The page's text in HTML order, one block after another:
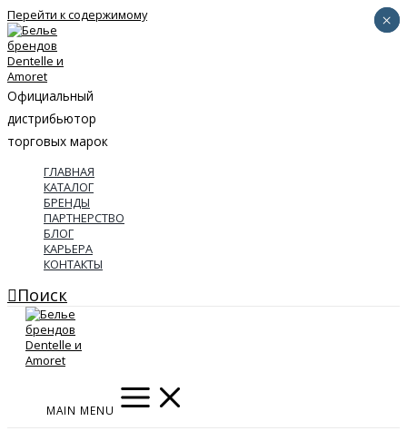
Перейти к содержимому
Официальный
дистрибьютор
торговых марок
ГЛАВНАЯ
КАТАЛОГ
БРЕНДЫ
ПАРТНЕРСТВО
БЛОГ
КАРЬЕРА
КОНТАКТЫ
Поиск
MAIN MENU
×
×